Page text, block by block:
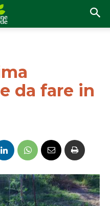
da fare in